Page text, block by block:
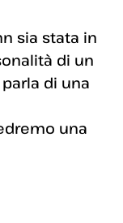
sia stata in
di un
di una
una